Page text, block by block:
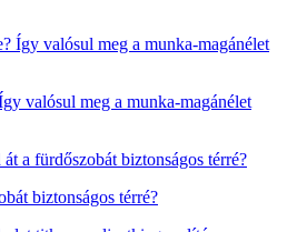
valósul meg a munka-magánélet
biztonságos térré?